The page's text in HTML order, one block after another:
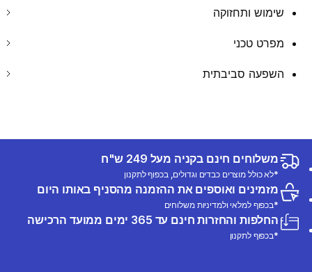
שימוש ותחזוקה
מפרט טכני
השפעה סביבתית
משלוחים חינם בקניה מעל 249 ש"ח
*לא כולל מוצרים כבדים וגדולים, בכפוף לתקנון
מזמינים ואוספים את ההזמנה מהסניף באותו היום
*בכפוף למלאי ולמדיניות משלוחים
החלפות והחזרות חינם עד 365 ימים ממועד הרכישה
*בכפוף לתקנון